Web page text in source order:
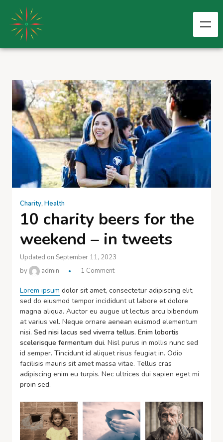
Charity, Health
10 charity beers for the
weekend – in tweets
Updated on September 11, 2023
by
admin 1 Comment
Lorem ipsum dolor sit amet, consectetur adipiscing elit,
sed do eiusmod tempor incididunt ut labore et dolore
magna aliqua. Auctor eu augue ut lectus arcu bibendum
at varius vel. Neque ornare aenean euismod elementum
nisi. Sed nisi lacus sed viverra tellus. Enim lobortis
scelerisque fermentum dui. Nisl purus in mollis nunc sed
id semper. Tincidunt id aliquet risus feugiat in. Odio
facilisis mauris sit amet massa vitae. Tellus cras
adipiscing enim eu turpis. Nec ultrices dui sapien eget mi
proin sed.